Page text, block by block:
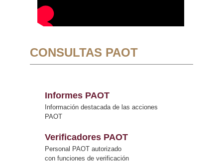
CONSULTAS PAOT
Informes PAOT
Información destacada de las acciones
PAOT
Verificadores PAOT
Personal PAOT autorizado
con funciones de verificación